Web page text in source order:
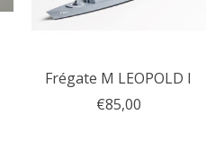
Frégate M LEOPOLD I
€85,00